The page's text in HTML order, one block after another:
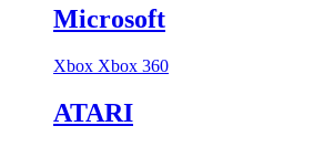
Microsoft
Xbox Xbox 360
ATARI